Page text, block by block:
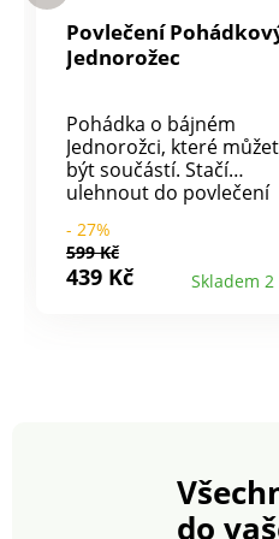
Povlečení
Jednorožec
Pohádka o bájném
Jednorožci, které
být součástí. Stačí
ulehnout do povlečení
zavřít oči a snít. Materiál:
100% bavlna. Rozměry
jednolůžko: polštář 70 x
Oboustranné Jemné a
- 27%
599 Kč
439 Kč Skladem 2
do